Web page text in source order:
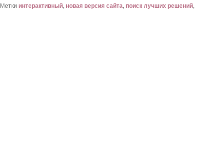
Метки интерактивный, новая версия сайта, поиск лучших решений,